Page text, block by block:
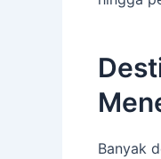
Banyak